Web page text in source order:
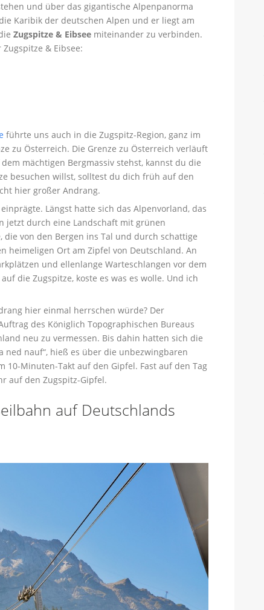
und über das gigantische Alpenpanorma
Karibik der deutschen Alpen und er liegt am
Zugspitze & Eibsee miteinander zu verbinden.
& Eibsee:
führte uns auch in die Zugspitz-Region, ganz im
zu Österreich. Die Grenze zu Österreich verläuft
mächtigen Bergmassiv stehst, kannst du die
besuchen willst, solltest du dich früh auf den
hier großer Andrang.
Längst hatte sich das Alpenvorland, das
jetzt durch eine Landschaft mit grünen
von den Bergen ins Tal und durch schattige
heimeligen Ort am Zipfel von Deutschland. An
und ellenlange Warteschlangen vor dem
die Zugspitze, koste es was es wolle. Und ich
hier einmal herrschen würde? Der
des Königlich Topographischen Bureaus
neu zu vermessen. Bis dahin hatten sich die
nauf“, hieß es über die unbezwingbaren
Minuten-Takt auf den Gipfel. Fast auf den Tag
auf den Zugspitz-Gipfel.
auf Deutschlands